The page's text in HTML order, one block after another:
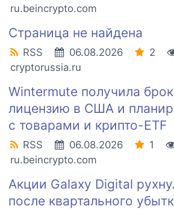
ru.beincrypto.com
Страница не найдена
RSS 06.08.2026 2
cryptorussia.ru
Wintermute получила
лицензию в США и
с товарами и крипто-ETF
RSS 06.08.2026 1
ru.beincrypto.com
Акции Galaxy Digital
после квартального